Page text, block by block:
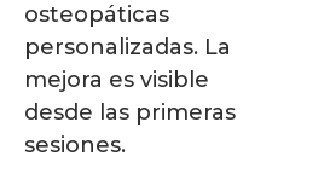
osteopáticas
personalizadas. La
mejora es visible
desde las primeras
sesiones.